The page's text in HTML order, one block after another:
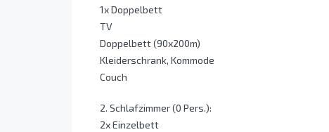
1x Doppelbett
TV
Doppelbett (90x200m)
Kleiderschrank, Kommode
Couch
2. Schlafzimmer (0 Pers.):
2x Einzelbett